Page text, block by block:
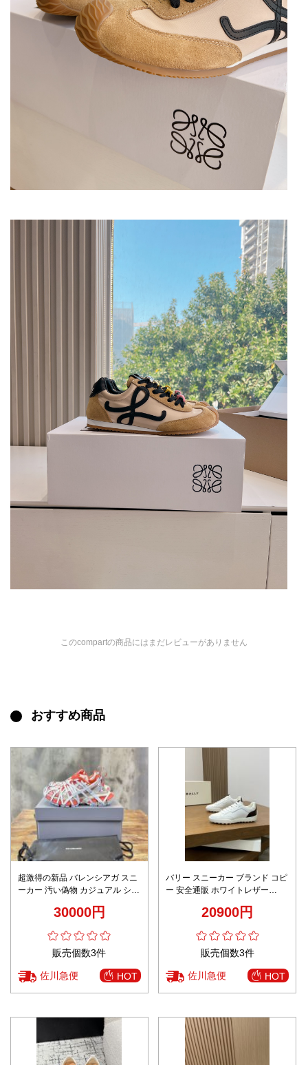
このcompartの商品にはまだレビューがありません
おすすめ商品
超激得の新品 バレンシアガ スニ
ーカー 汚い偽物 カジュアル シュ
30000円
販売個数3件
佐川急便 HOT
バリー スニーカー ブランド コピ
ー 安全通販 ホワイトレザー
カジュアル 定番人気
20900円
販売個数3件
佐川急便 HOT